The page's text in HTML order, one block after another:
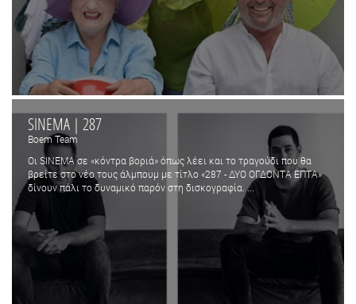
SINEMA | 287
Boem Team
Οι SINEMA σε «κόντρα βοριά» όπως λέει και το τραγούδι που θα
βρείτε στο νέο τους άλμπουμ με τίτλο «287 - ΔΥΟ ΟΓΔΟΝΤΑ ΕΠΤΑ»
δίνουν πάλι το δυναμικό παρόν στη δισκογραφία. ...